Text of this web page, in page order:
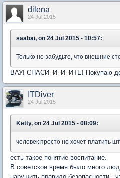
dilena
24 Jul 2015
saabai, on 24 Jul 2015 - 10:57:
Только не забудьте, что внешние
ВАУ! СПАСИ_И_И_ИТЕ! Покупаю
ITDiver
24 Jul 2015
Ketty, on 24 Jul 2015 - 08:09:
человек просто не хочет платить
есть такое понятие воспитание.
В советское время было много